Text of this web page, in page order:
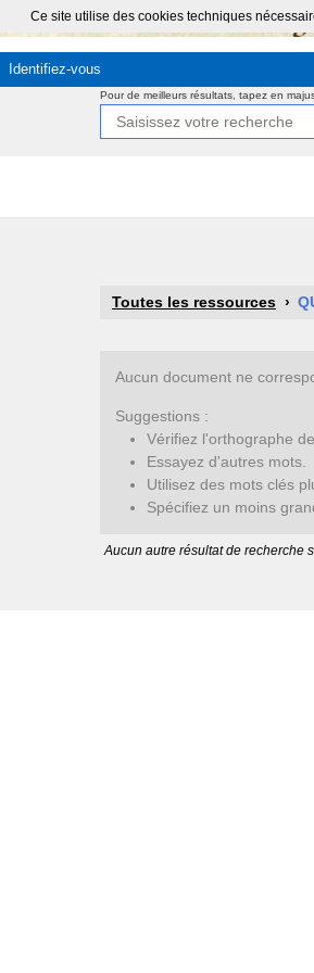
Ce site utilise des cookies techniques
Identifiez-vous
Pour de meilleurs résultats, tapez en
Toutes les ressources
Aucun document ne
Suggestions :
Vérifiez l'orthographe
Essayez d'autres mots.
Utilisez des mots clés
Spécifiez un moins
Aucun autre résultat de recherche